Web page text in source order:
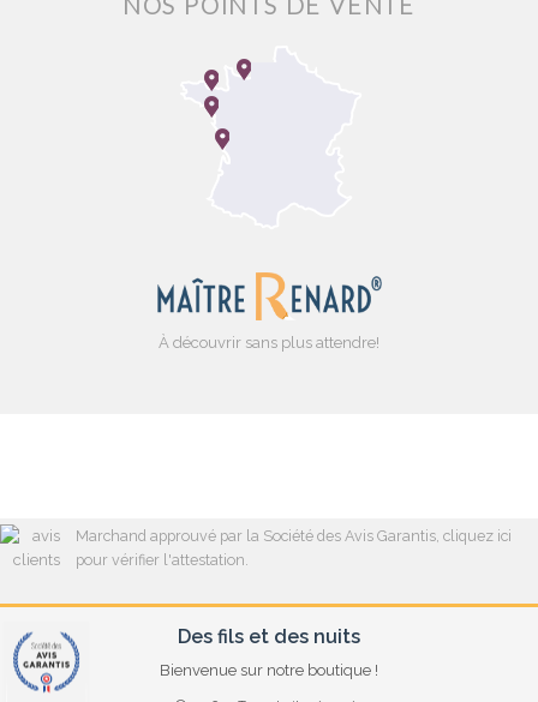
À découvrir sans plus attendre!
Marchand approuvé par la Société des Avis Garantis, cliquez ici
pour vérifier l'attestation.
Des fils et des nuits
Bienvenue sur notre boutique !